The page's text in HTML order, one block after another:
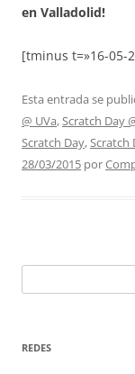
en Valladolid!
[tminus t=»16-05-
Esta entrada se
@ UVa, Scratch Day
Scratch Day, Scratch
28/03/2015 por
REDES